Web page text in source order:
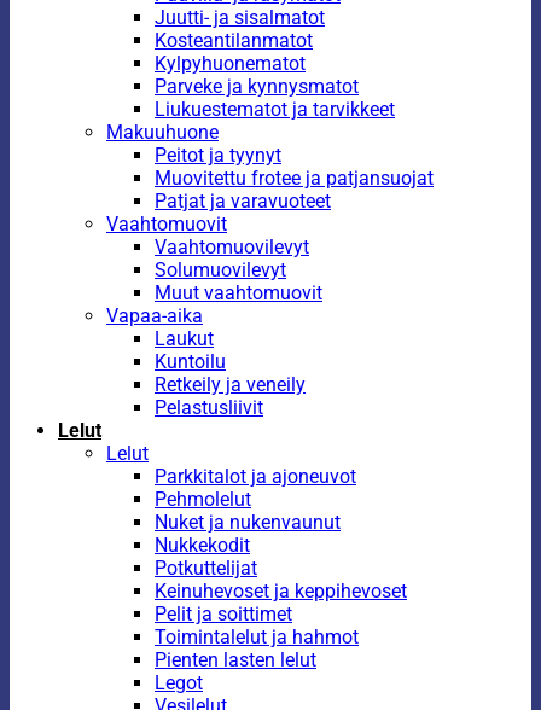
Juutti- ja sisalmatot
Kosteantilanmatot
Kylpyhuonematot
Parveke ja kynnysmatot
Liukuestematot ja tarvikkeet
Makuuhuone
Peitot ja tyynyt
Muovitettu frotee ja patjansuojat
Patjat ja varavuoteet
Vaahtomuovit
Vaahtomuovilevyt
Solumuovilevyt
Muut vaahtomuovit
Vapaa-aika
Laukut
Kuntoilu
Retkeily ja veneily
Pelastusliivit
Lelut
Lelut
Parkkitalot ja ajoneuvot
Pehmolelut
Nuket ja nukenvaunut
Nukkekodit
Potkuttelijat
Keinuhevoset ja keppihevoset
Pelit ja soittimet
Toimintalelut ja hahmot
Pienten lasten lelut
Legot